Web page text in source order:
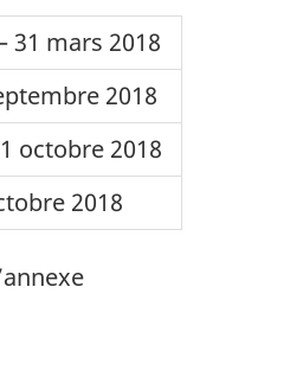
31 mars 2018
2018
octobre 2018
2018